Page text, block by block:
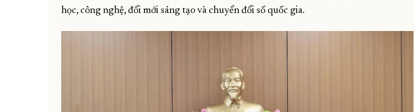
học, công nghệ, đổi mới sáng tạo và chuyển đổi số quốc gia.